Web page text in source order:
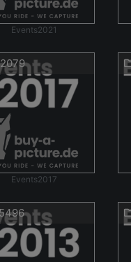
Events2021
Events2017